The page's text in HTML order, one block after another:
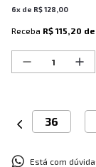
6x de R$128 00
Receba R$ 115,20
36
Está com